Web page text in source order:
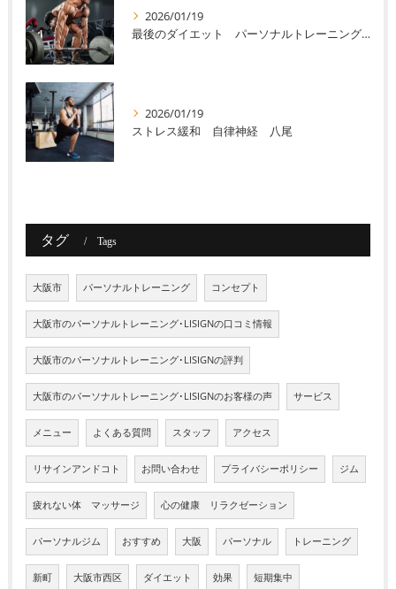
2026/01/19
最後のダイエット パーソナルトレーニング 八尾
2026/01/19
ストレス緩和 自律神経 八尾
タグ Tags
大阪市 パーソナルトレーニング コンセプト
大阪市のパーソナルトレーニング･LISIGNの口コミ情報
大阪市のパーソナルトレーニング･LISIGNの評判
大阪市のパーソナルトレーニング･LISIGNのお客様の声 サービス
メニュー よくある質問 スタッフ アクセス
リサインアンドコト お問い合わせ プライバシーポリシー ジム
疲れない体 マッサージ 心の健康 リラクゼーション
パーソナルジム おすすめ 大阪 パーソナル トレーニング
新町 大阪市西区 ダイエット 効果 短期集中